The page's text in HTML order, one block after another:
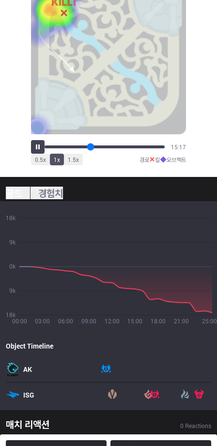
16:11
0.5x 1x 1.5x 경로✕킬◆오브젝트
경험치
00:00 03:00 06:00 09:00 12:00 15:00 18:00 21:00 25:00
18k
9k
0k
9k
18k
Object Timeline
AK
ISG
매치 리액션 0 Reactions